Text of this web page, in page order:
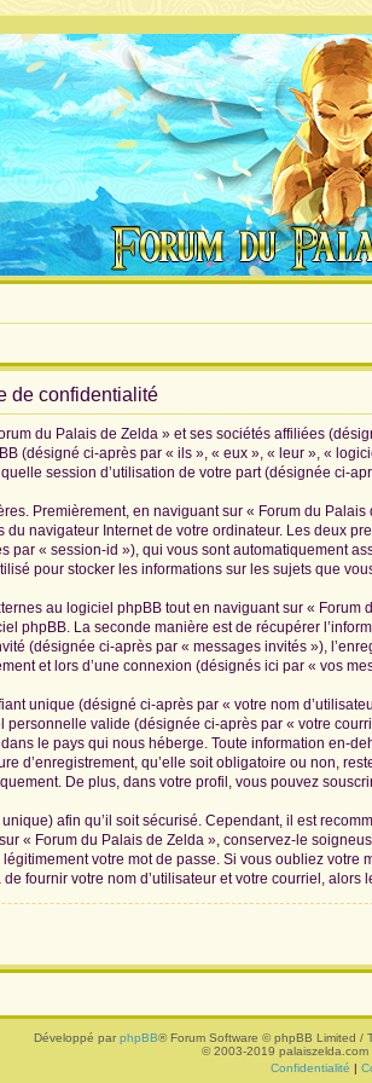
de confidentialité
du Palais de Zelda » et ses sociétés affiliées
(désigné ci-après par « ils », « eux », « leur », «
session d’utilisation de votre part (désignée ci-
Premièrement, en naviguant sur « Forum du
navigateur Internet de votre ordinateur. Les deux
par « session-id »), qui vous sont automatiquement
pour stocker les informations sur les sujets que
au logiciel phpBB tout en naviguant sur «
phpBB. La seconde manière est de récupérer
(désignée ci-après par « messages invités »),
et lors d’une connexion (désignés ici par « vos
unique (désigné ci-après par « votre nom
valide (désignée ci-après par « votre
le pays qui nous héberge. Toute information en-
d’enregistrement, qu’elle soit obligatoire ou non,
De plus, dans votre profil, vous pouvez
afin qu’il soit sécurisé. Cependant, il est
« Forum du Palais de Zelda », conservez-le
votre mot de passe. Si vous oubliez
fournir votre nom d’utilisateur et votre courriel,
Développé par phpBB® Forum Software © phpBB Limited /
© 2003-2019 palaiszelda.com
Confidentialité |